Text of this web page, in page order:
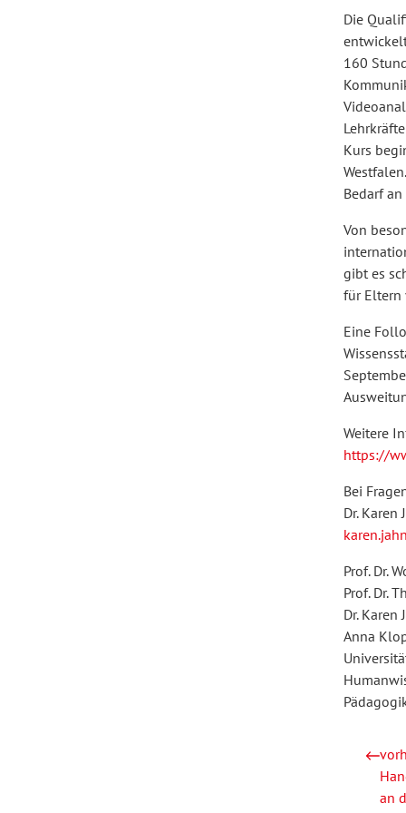
Die
160
Kurs
Bedarf
Von
gibt es
für Eltern
Eine
Weitere
https://
Bei
Dr. Karen
Prof. Dr.
Prof. Dr.
Dr. Karen
Anna
an